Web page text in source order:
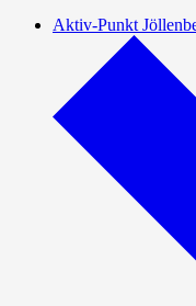
Aktiv-Punkt